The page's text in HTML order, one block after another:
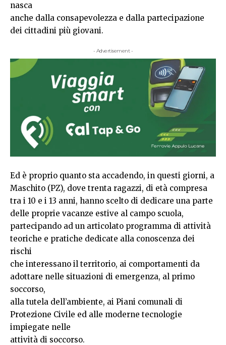
nasca
anche dalla consapevolezza e dalla partecipazione
dei cittadini più giovani.
- Advertisement -
Ed è proprio quanto sta accadendo, in questi giorni, a
Maschito (PZ), dove trenta ragazzi, di età compresa
tra i 10 e i 13 anni, hanno scelto di dedicare una parte
delle proprie vacanze estive al campo scuola,
partecipando ad un articolato programma di attività
teoriche e pratiche dedicate alla conoscenza dei
rischi
che interessano il territorio, ai comportamenti da
adottare nelle situazioni di emergenza, al primo
soccorso,
alla tutela dell’ambiente, ai Piani comunali di
Protezione Civile ed alle moderne tecnologie
impiegate nelle
attività di soccorso.